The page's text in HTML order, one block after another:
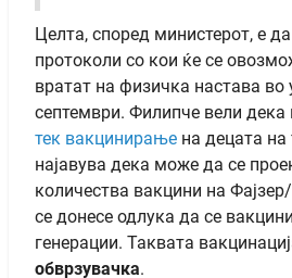
Целта, според министерот, е
протоколи со кои ќе се
вратат на физичка настава во
септември. Филипче вели
тек вакцинирање на децата на
најавува дека може да се
количества вакцини на
се донесе одлука да се
генерации. Таквата
обврзувачка.